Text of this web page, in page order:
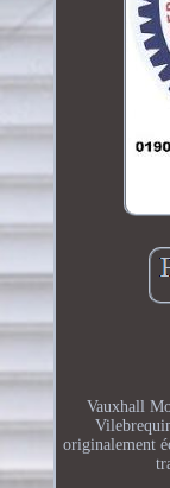
Vauxhall
originalement